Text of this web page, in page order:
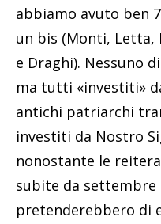
abbiamo avuto ben
un bis (Monti, Letta,
e Draghi). Nessuno
ma tutti «investiti»
antichi patriarchi
investiti da Nostro
nonostante le
subite da settembre
pretenderebbero di